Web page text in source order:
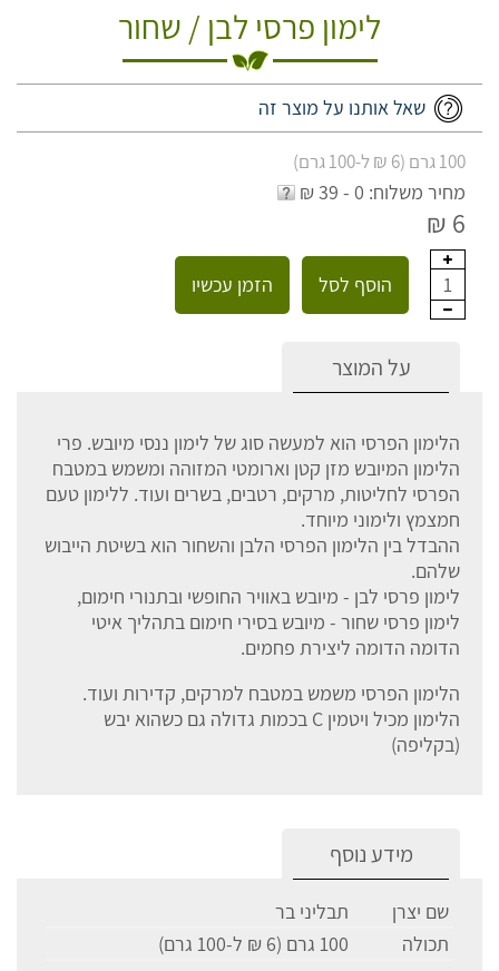
לימון פרסי לבן / שחור
שאל אותנו על מוצר זה
100 גרם (6 ₪ ל-100 גרם)
מחיר משלוח: 0 - 39 ₪
6 ₪
1 הוסף לסל הזמן עכשיו
על המוצר
הלימון הפרסי הוא למעשה סוג של לימון ננסי מיובש. פרי
הלימון המיובש מזן קטן וארומטי המזוהה ומשמש במטבח
הפרסי לחליטות, מרקים, רטבים, בשרים ועוד. ללימון טעם
חמצמץ ולימוני מיוחד.
ההבדל בין הלימון הפרסי הלבן והשחור הוא בשיטת הייבוש
שלהם.
לימון פרסי לבן - מיובש באוויר החופשי ובתנורי חימום,
לימון פרסי שחור - מיובש בסירי חימום בתהליך איטי
הדומה הדומה ליצירת פחמים.
הלימון הפרסי משמש במטבח למרקים, קדירות ועוד.
הלימון מכיל ויטמין C בכמות גדולה גם כשהוא יבש
(בקליפה)
מידע נוסף
שם יצרן
תבליני בר
תכולה
100 גרם (6 ₪ ל-100 גרם)